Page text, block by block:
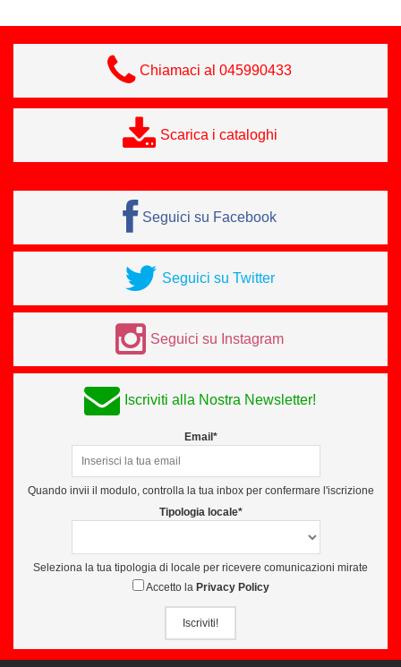
Chiamaci al 045990433
Scarica i cataloghi
Seguici su Facebook
Seguici su Twitter
Seguici su Instagram
Iscriviti alla Nostra Newsletter!
Email*
Quando invii il modulo, controlla la tua inbox per confermare l'iscrizione
Tipologia locale*
Seleziona la tua tipologia di locale per ricevere comunicazioni mirate
Accetto la Privacy Policy
Iscriviti!